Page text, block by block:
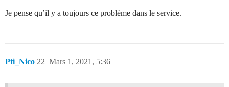
Je pense qu’il y a toujours ce problème dans le service.
Pti_Nico Mars 1, 2021, 5:36
22